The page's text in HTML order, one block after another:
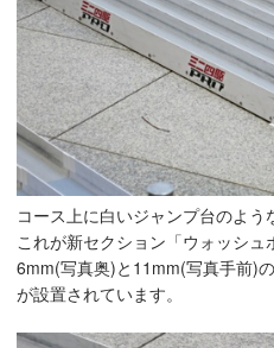
コース上に白いジャンプ台のよう
これが新セクション「ウォッシュ
6mm(写真奥)と11mm(写真手前)
が設置されています。